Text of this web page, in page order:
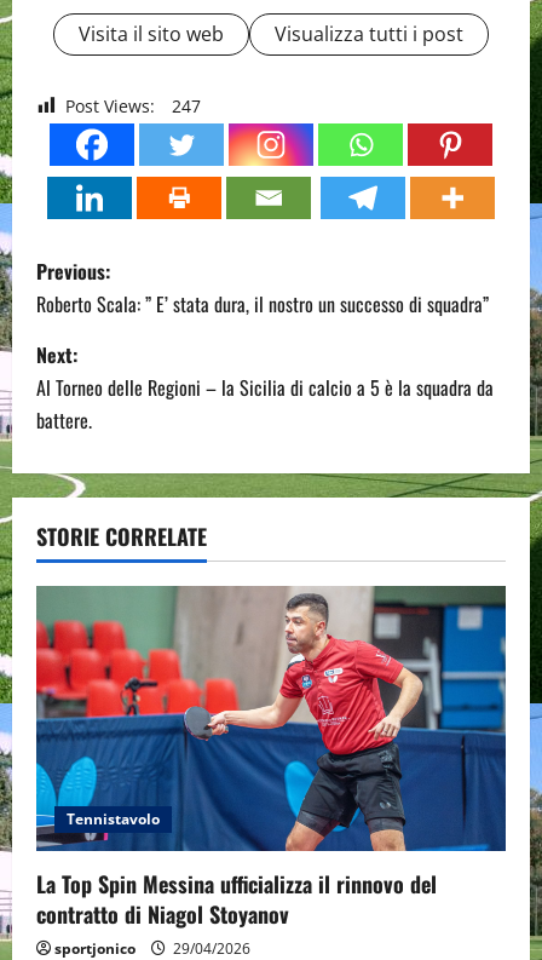
Visita il sito web Visualizza tutti i post
Post Views: 247
P
o
s
t
n
a
v
i
g
a
t
i
o
n
Previous:
Roberto Scala: ” E’ stata dura, il nostro un successo di squadra”
Next:
Al Torneo delle Regioni – la Sicilia di calcio a 5 è la squadra da
battere.
STORIE CORRELATE
Tennistavolo
La Top Spin Messina ufficializza il rinnovo del
contratto di Niagol Stoyanov
sportjonico 29/04/2026